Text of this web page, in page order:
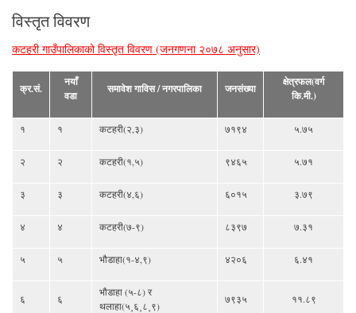
विस्तृत विवरण
कटहरी गाउँपालिकाको विस्तृत विवरण (जनगणना २०७८ अनुसार)
क्र.सं.
नयाँ
वडा
समावेश गाविस / नगरपालिका जनसंख्या
क्षेत्रफल(वर्ग
कि.मी.)
१ १ कटहरी(२,३) ७१९४ ५.७५
२ २ कटहरी(१,५) ९४६५ ५.७१
३ ३ कटहरी(४,६) ६०१५ ३.७९
४ ४ कटहरी(७-९) ८३९७ ७.३१
५ ५ भौडाहा(१-४,९) ४२०६ ६.४१
६ ६
भौडाहा (५-८) र
थलाहा(५¸६¸८¸९)
७९३५ ११.८९